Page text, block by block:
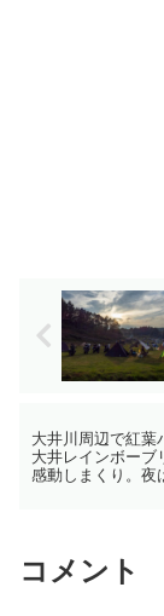
大井川周辺で紅葉
大井レインボーブ
感動しまくり。夜
コメント